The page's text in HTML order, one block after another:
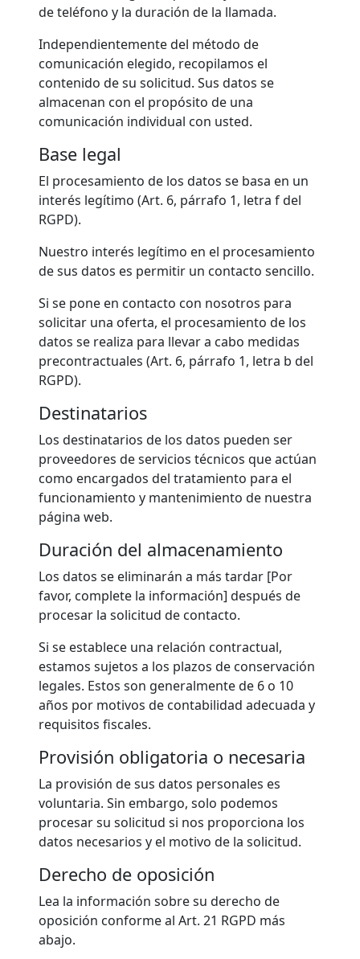
de teléfono y la duración de la llamada.
Independientemente del método de
comunicación elegido, recopilamos el
contenido de su solicitud. Sus datos se
almacenan con el propósito de una
comunicación individual con usted.
Base legal
El procesamiento de los datos se basa en un
interés legítimo (Art. 6, párrafo 1, letra f del
RGPD).
Nuestro interés legítimo en el procesamiento
de sus datos es permitir un contacto sencillo.
Si se pone en contacto con nosotros para
solicitar una oferta, el procesamiento de los
datos se realiza para llevar a cabo medidas
precontractuales (Art. 6, párrafo 1, letra b del
RGPD).
Destinatarios
Los destinatarios de los datos pueden ser
proveedores de servicios técnicos que actúan
como encargados del tratamiento para el
funcionamiento y mantenimiento de nuestra
página web.
Duración del almacenamiento
Los datos se eliminarán a más tardar [Por
favor, complete la información] después de
procesar la solicitud de contacto.
Si se establece una relación contractual,
estamos sujetos a los plazos de conservación
legales. Estos son generalmente de 6 o 10
años por motivos de contabilidad adecuada y
requisitos fiscales.
Provisión obligatoria o necesaria
La provisión de sus datos personales es
voluntaria. Sin embargo, solo podemos
procesar su solicitud si nos proporciona los
datos necesarios y el motivo de la solicitud.
Derecho de oposición
Lea la información sobre su derecho de
oposición conforme al Art. 21 RGPD más
abajo.